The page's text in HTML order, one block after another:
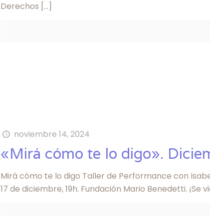
Derechos […]
noviembre 14, 2024
«Mirá cómo te lo digo».
Mirá cómo te lo digo Taller de Performance con
17 de diciembre, 19h. Fundación Mario Benedetti. ¡Se